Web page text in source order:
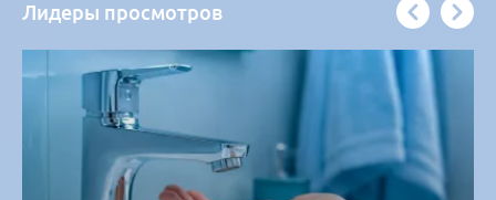
Лидеры просмотров